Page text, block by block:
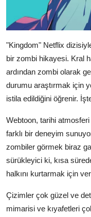
"Kingdom" Netflix
bir zombi hikayesi. Kral
ardından zombi olarak
durumu araştırmak için
istila edildiğini öğrenir.
Webtoon, tarihi
farklı bir deneyim
zombiler görmek biraz
sürükleyici ki, kısa
halkını kurtarmak için
Çizimler çok güzel ve
mimarisi ve kıyafetleri